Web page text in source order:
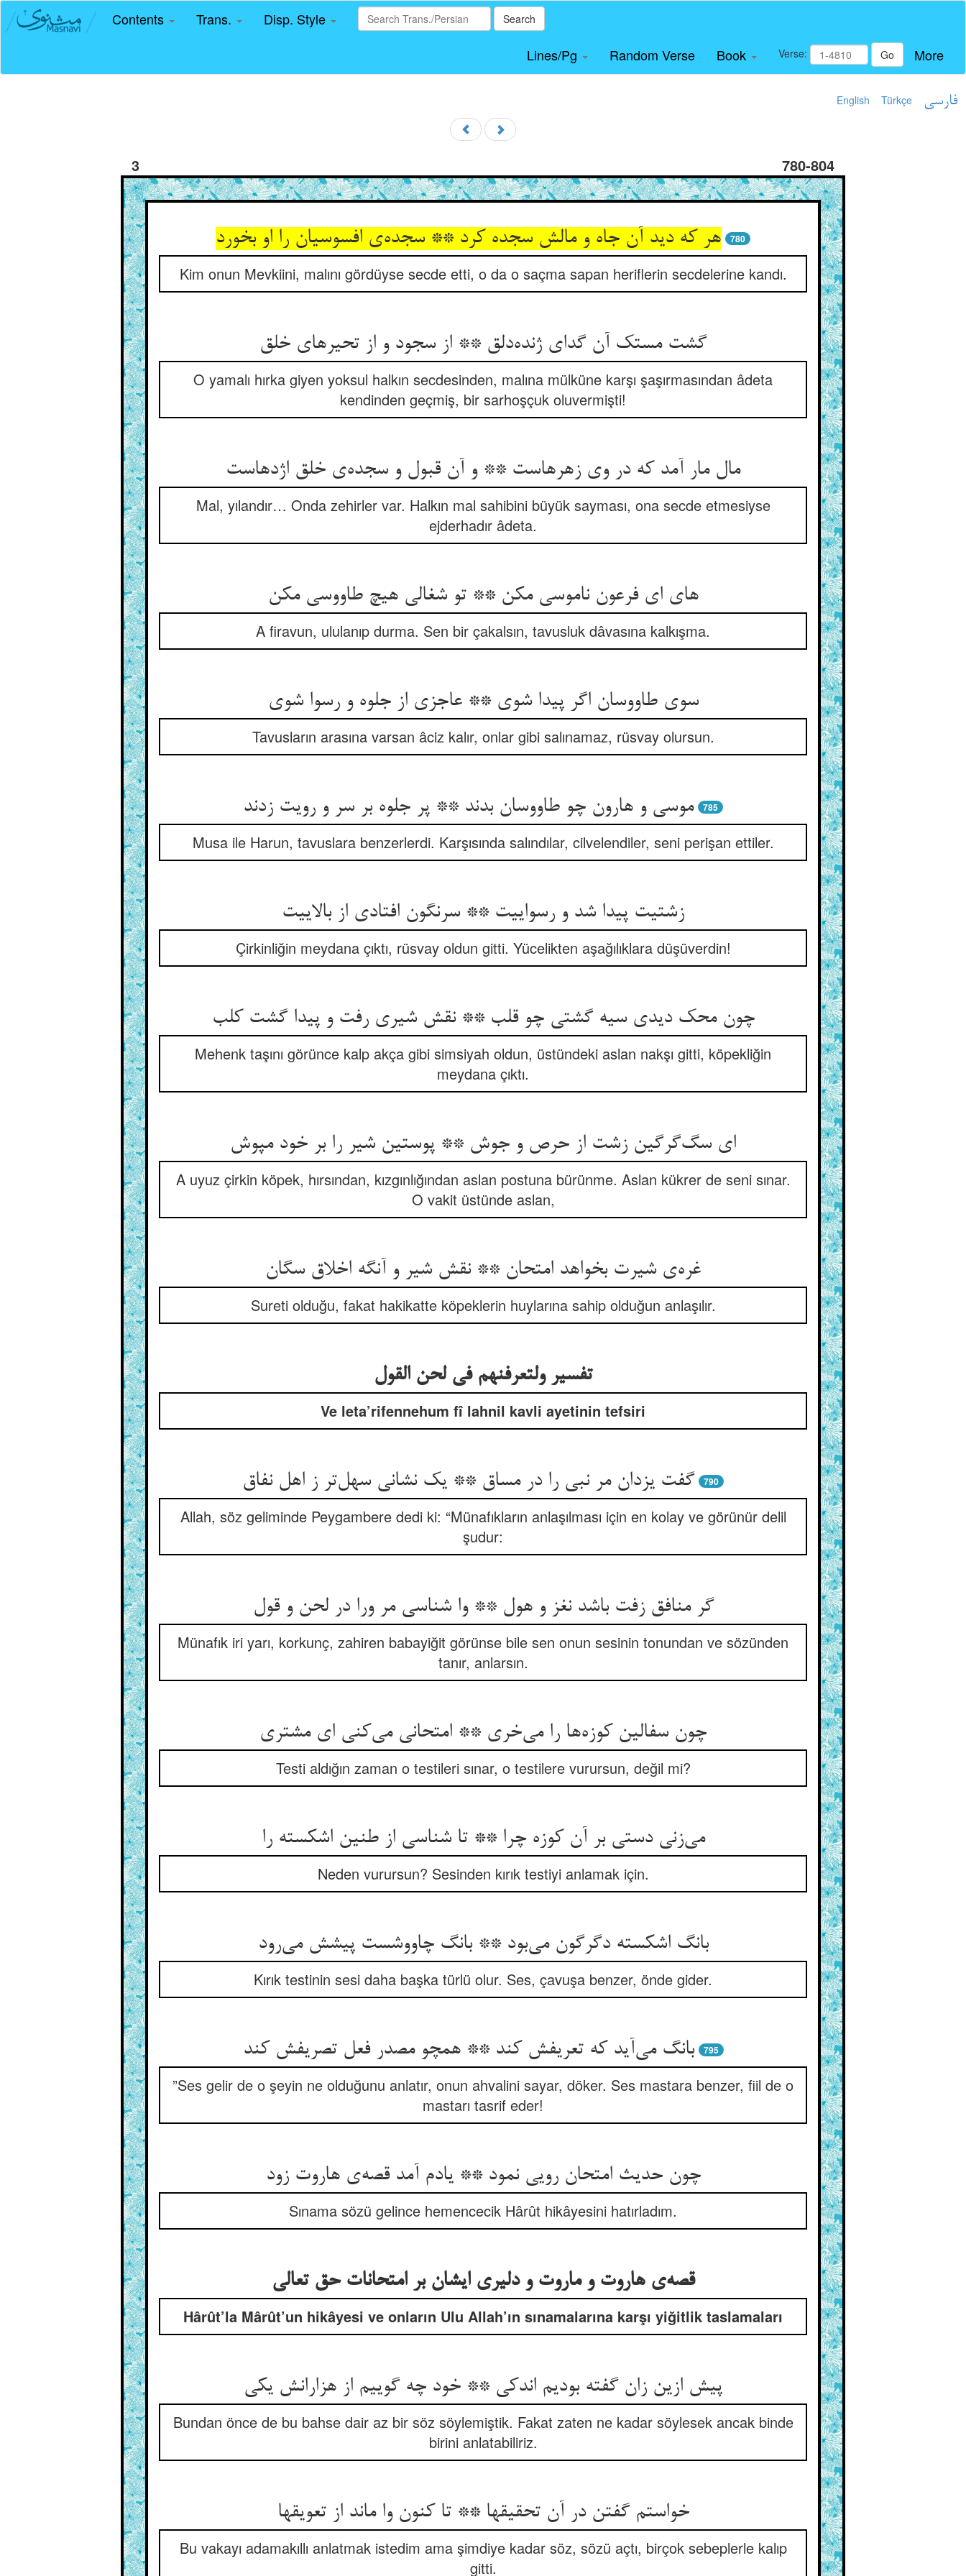
Contents Trans. Disp. Style Search
Lines/Pg Random Verse Book Verse: Go More
English Türkçe فارسی
3 780-804
هر که دید آن جاه و مالش سجده کرد ** سجده‌ی افسوسیان را او بخورد 780
Kim onun Mevkiini, malını gördüyse secde etti, o da o saçma sapan heriflerin secdelerine kandı.
گشت مستک آن گدای ژنده‌دلق ** از سجود و از تحیرهای خلق
O yamalı hırka giyen yoksul halkın secdesinden, malına mülküne karşı şaşırmasından âdeta
kendinden geçmiş, bir sarhoşçuk oluvermişti!
مال مار آمد که در وی زهرهاست ** و آن قبول و سجده‌ی خلق اژدهاست
Mal, yılandır… Onda zehirler var. Halkın mal sahibini büyük sayması, ona secde etmesiyse
ejderhadır âdeta.
های ای فرعون ناموسی مکن ** تو شغالی هیچ طاووسی مکن
A firavun, ululanıp durma. Sen bir çakalsın, tavusluk dâvasına kalkışma.
سوی طاووسان اگر پیدا شوی ** عاجزی از جلوه و رسوا شوی
Tavusların arasına varsan âciz kalır, onlar gibi salınamaz, rüsvay olursun.
موسی و هارون چو طاووسان بدند ** پر جلوه بر سر و رویت زدند 785
Musa ile Harun, tavuslara benzerlerdi. Karşısında salındılar, cilvelendiler, seni perişan ettiler.
زشتیت پیدا شد و رسواییت ** سرنگون افتادی از بالاییت
Çirkinliğin meydana çıktı, rüsvay oldun gitti. Yücelikten aşağılıklara düşüverdin!
چون محک دیدی سیه گشتی چو قلب ** نقش شیری رفت و پیدا گشت کلب
Mehenk taşını görünce kalp akça gibi simsiyah oldun, üstündeki aslan nakşı gitti, köpekliğin
meydana çıktı.
ای سگ‌گرگین زشت از حرص و جوش ** پوستین شیر را بر خود مپوش
A uyuz çirkin köpek, hırsından, kızgınlığından aslan postuna bürünme. Aslan kükrer de seni sınar.
O vakit üstünde aslan,
غره‌ی شیرت بخواهد امتحان ** نقش شیر و آنگه اخلاق سگان
Sureti olduğu, fakat hakikatte köpeklerin huylarına sahip olduğun anlaşılır.
تفسیر ولتعرفنهم فی لحن القول
Ve leta’rifennehum fî lahnil kavli ayetinin tefsiri
گفت یزدان مر نبی را در مساق ** یک نشانی سهل‌تر ز اهل نفاق 790
Allah, söz geliminde Peygambere dedi ki: “Münafıkların anlaşılması için en kolay ve görünür delil
şudur:
گر منافق زفت باشد نغز و هول ** وا شناسی مر ورا در لحن و قول
Münafık iri yarı, korkunç, zahiren babayiğit görünse bile sen onun sesinin tonundan ve sözünden
tanır, anlarsın.
چون سفالین کوزه‌ها را می‌خری ** امتحانی می‌کنی ای مشتری
Testi aldığın zaman o testileri sınar, o testilere vurursun, değil mi?
می‌زنی دستی بر آن کوزه چرا ** تا شناسی از طنین اشکسته را
Neden vurursun? Sesinden kırık testiyi anlamak için.
بانگ اشکسته دگرگون می‌بود ** بانگ چاووشست پیشش می‌رود
Kırık testinin sesi daha başka türlü olur. Ses, çavuşa benzer, önde gider.
بانگ می‌آید که تعریفش کند ** همچو مصدر فعل تصریفش کند 795
”Ses gelir de o şeyin ne olduğunu anlatır, onun ahvalini sayar, döker. Ses mastara benzer, fiil de o
mastarı tasrif eder!
چون حدیث امتحان رویی نمود ** یادم آمد قصه‌ی هاروت زود
Sınama sözü gelince hemencecik Hârût hikâyesini hatırladım.
قصه‌ی هاروت و ماروت و دلیری ایشان بر امتحانات حق تعالی
Hârût’la Mârût’un hikâyesi ve onların Ulu Allah’ın sınamalarına karşı yiğitlik taslamaları
پیش ازین زان گفته بودیم اندکی ** خود چه گوییم از هزارانش یکی
Bundan önce de bu bahse dair az bir söz söylemiştik. Fakat zaten ne kadar söylesek ancak binde
birini anlatabiliriz.
خواستم گفتن در آن تحقیقها ** تا کنون وا ماند از تعویقها
Bu vakayı adamakıllı anlatmak istedim ama şimdiye kadar söz, sözü açtı, birçok sebeplerle kalıp
gitti.